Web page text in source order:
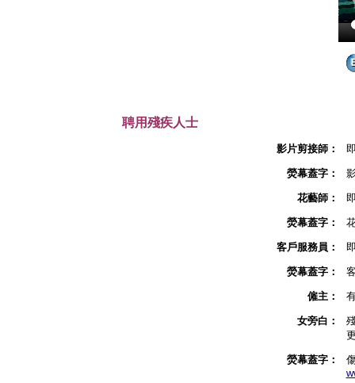
聘用殘疾人士
影片剪接師：
熒幕蓋字：
花藝師：
熒幕蓋字：
客戶服務員：
熒幕蓋字：
僱主：
女旁白：
熒幕蓋字：